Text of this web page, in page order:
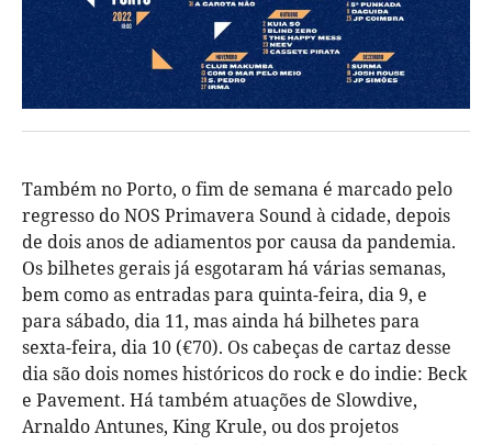
Também no Porto, o fim de semana é marcado pelo
regresso do NOS Primavera Sound à cidade, depois
de dois anos de adiamentos por causa da pandemia.
Os bilhetes gerais já esgotaram há várias semanas,
bem como as entradas para quinta-feira, dia 9, e
para sábado, dia 11, mas ainda há bilhetes para
sexta-feira, dia 10 (€70). Os cabeças de cartaz desse
dia são dois nomes históricos do rock e do indie: Beck
e Pavement. Há também atuações de Slowdive,
Arnaldo Antunes, King Krule, ou dos projetos